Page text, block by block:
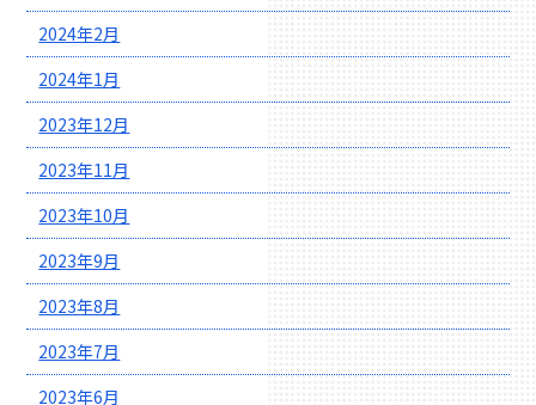
2024年2月
2024年1月
2023年12月
2023年11月
2023年10月
2023年9月
2023年8月
2023年7月
2023年6月